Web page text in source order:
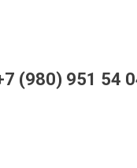
(980) 951 54